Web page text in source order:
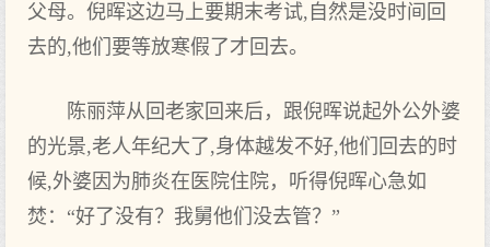
父母。倪晖这边马上要期末考试,自然是没时间回
去的,他们要等放寒假了才回去。
陈丽萍从回老家回来后，跟倪晖说起外公外婆
的光景,老人年纪大了,身体越发不好,他们回去的时
候,外婆因为肺炎在医院住院，听得倪晖心急如
焚：“好了没有？我舅他们没去管？”